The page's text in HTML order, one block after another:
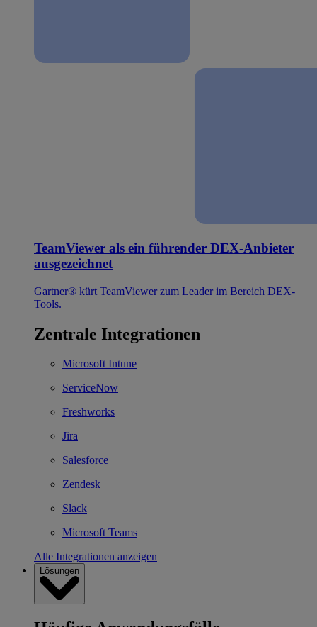
TeamViewer als ein führender DEX-Anbieter
ausgezeichnet
Gartner® kürt TeamViewer zum Leader im Bereich DEX-
Tools.
Zentrale Integrationen
Microsoft Intune
ServiceNow
Freshworks
Jira
Salesforce
Zendesk
Slack
Microsoft Teams
Alle Integrationen anzeigen
Lösungen